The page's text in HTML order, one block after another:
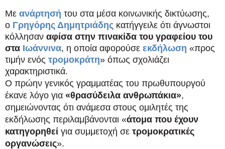
Με ανάρτησή του στα μέσα κοινωνικής δικτύωσης,
ο Γρηγόρης Δημητριάδης κατήγγειλε ότι άγνωστοι
κόλλησαν αφίσα στην πινακίδα του γραφείου του
στα Ιωάννινα, η οποία αφορούσε εκδήλωση «προς
τιμήν ενός τρομοκράτη» όπως σχολιάζει
χαρακτηριστικά.
Ο πρώην γενικός γραμματέας του πρωθυπουργού
έκανε λόγο για «θρασύδειλα ανθρωπάκια»,
σημειώνοντας ότι ανάμεσα στους ομιλητές της
εκδήλωσης περιλαμβάνονται «άτομα που έχουν
κατηγορηθεί για συμμετοχή σε τρομοκρατικές
οργανώσεις».